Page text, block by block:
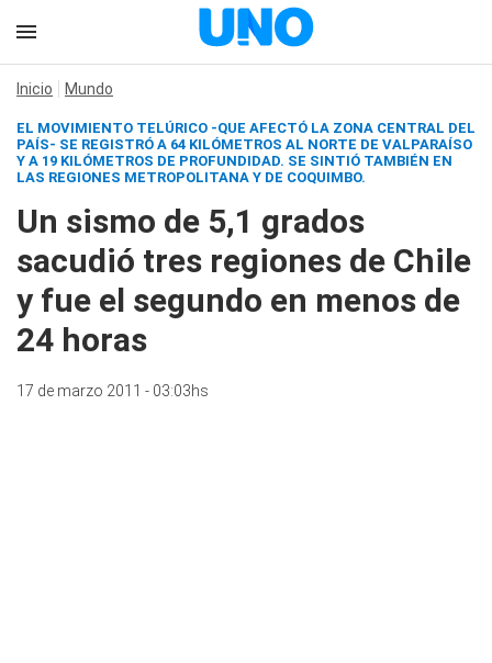
Inicio Mundo
EL MOVIMIENTO TELÚRICO -QUE AFECTÓ LA ZONA CENTRAL DEL
PAÍS- SE REGISTRÓ A 64 KILÓMETROS AL NORTE DE VALPARAÍSO
Y A 19 KILÓMETROS DE PROFUNDIDAD. SE SINTIÓ TAMBIÉN EN
LAS REGIONES METROPOLITANA Y DE COQUIMBO.
Un sismo de 5,1 grados
sacudió tres regiones de Chile
y fue el segundo en menos de
24 horas
17 de marzo 2011 - 03:03hs